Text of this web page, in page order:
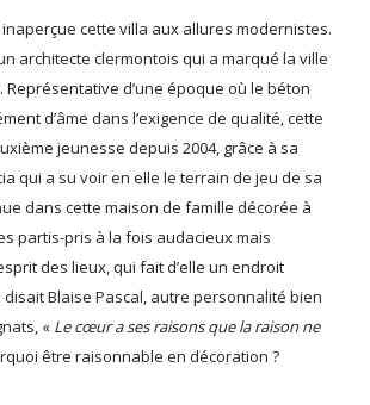
cette villa aux allures modernistes.
architecte clermontois qui a marqué la ville
d’une époque où le béton
d’âme dans l’exigence de qualité, cette
jeunesse depuis 2004, grâce à sa
qui a su voir en elle le terrain de jeu de sa
dans cette maison de famille décorée à
partis-pris à la fois audacieux mais
des lieux, qui fait d’elle un endroit
disait Blaise Pascal, autre personnalité bien
« Le cœur a ses raisons que la raison ne
être raisonnable en décoration ?